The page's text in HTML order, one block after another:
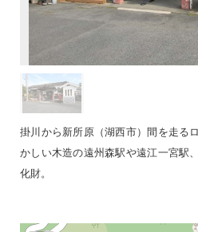
掛川から新所原（湖西市）間を走る
かしい木造の遠州森駅や遠江一宮駅
化財。